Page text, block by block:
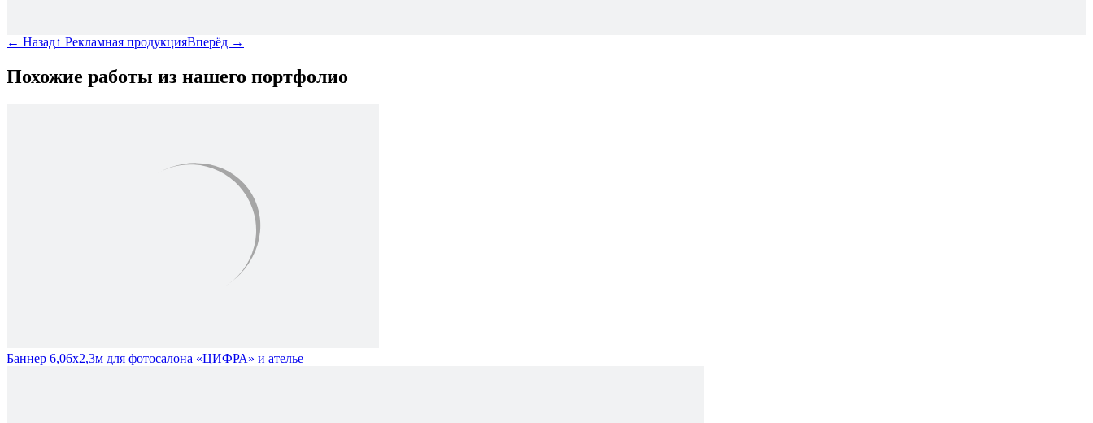
← Назад↑ Рекламная продукцияВперёд →
Похожие работы из нашего портфолио
Баннер 6,06х2,3м для фотосалона «ЦИФРА» и ателье